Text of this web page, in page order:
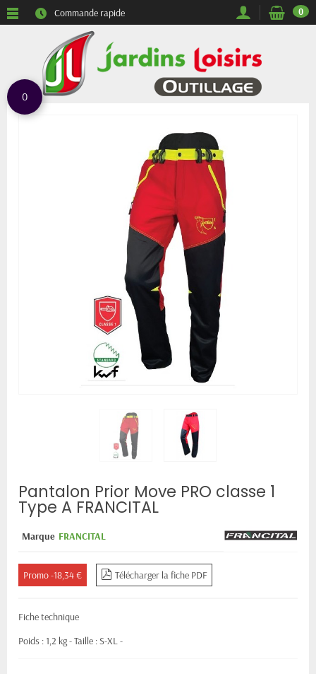
0
Commande rapide 0
Pantalon Prior Move PRO classe 1
Type A FRANCITAL
Marque FRANCITAL
Promo -18,34 € Télécharger la fiche PDF
Fiche technique
Poids : 1,2 kg - Taille : S-XL -